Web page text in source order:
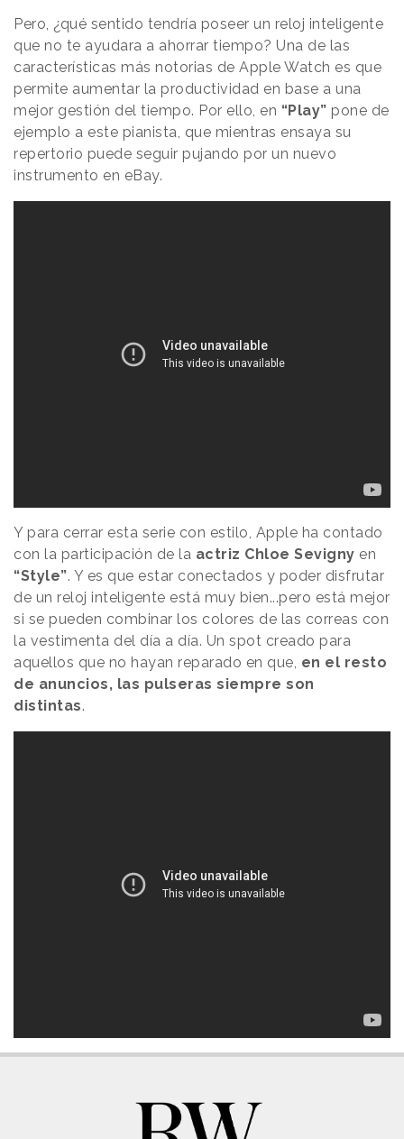
Pero, ¿qué sentido tendría poseer un reloj inteligente
que no te ayudara a ahorrar tiempo? Una de las
características más notorias de Apple Watch es que
permite aumentar la productividad en base a una
mejor gestión del tiempo. Por ello, en “Play” pone de
ejemplo a este pianista, que mientras ensaya su
repertorio puede seguir pujando por un nuevo
instrumento en eBay.
Y para cerrar esta serie con estilo, Apple ha contado
con la participación de la actriz Chloe Sevigny en
“Style”. Y es que estar conectados y poder disfrutar
de un reloj inteligente está muy bien...pero está mejor
si se pueden combinar los colores de las correas con
la vestimenta del día a día. Un spot creado para
aquellos que no hayan reparado en que, en el resto
de anuncios, las pulseras siempre son
distintas.